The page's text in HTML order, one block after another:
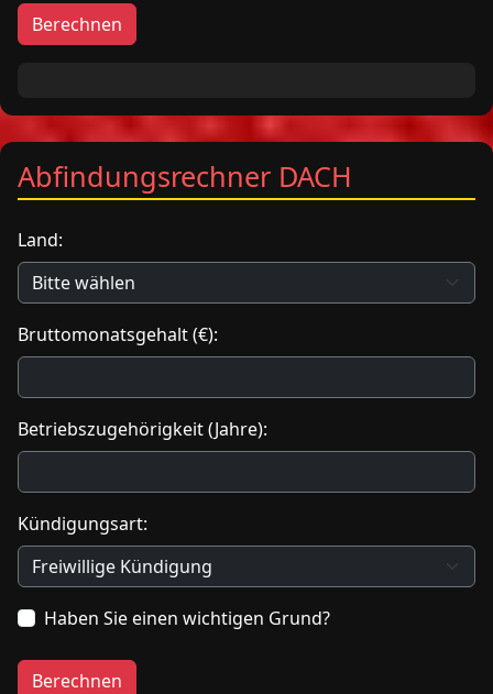
Berechnen
Abfindungsrechner DACH
Land:
Bruttomonatsgehalt (€):
Betriebszugehörigkeit (Jahre):
Kündigungsart:
Haben Sie einen wichtigen Grund?
Berechnen